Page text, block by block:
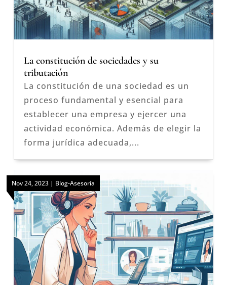
La constitución de sociedades y su
tributación
La constitución de una sociedad es un
proceso fundamental y esencial para
establecer una empresa y ejercer una
actividad económica. Además de elegir la
forma jurídica adecuada,...
Nov 24, 2023| Blog-Asesoría